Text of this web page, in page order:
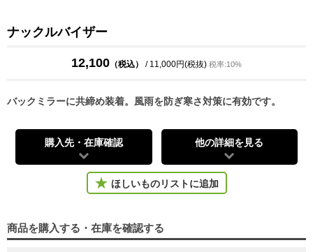
ナックルバイザー
12,100 （税込） / 11,000円(税抜) 税率:10%
バックミラーに共締め装着。風雨を防ぎ寒さ対策に有効です。
購入先・在庫確認 他の詳細を見る
ほしいものリストに追加
商品を購入する・在庫を確認する